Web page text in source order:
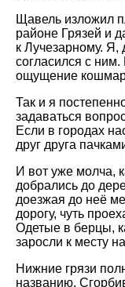
Щавель изложил
районе Грязей и
к Лучезарному. Я,
согласился с
ощущение
Так и я
задаваться
Если в городах
друг друга
И вот уже молча,
добрались до
доезжая до неё
дорогу, чуть
Одетые в берцы,
заросли к месту
Нижние грязи
названию.